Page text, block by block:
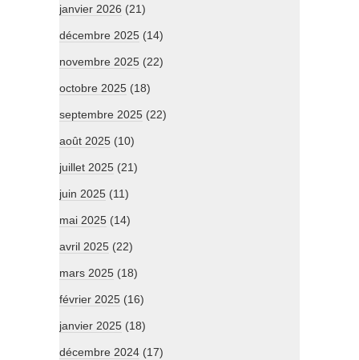
janvier 2026 (21)
décembre 2025 (14)
novembre 2025 (22)
octobre 2025 (18)
septembre 2025 (22)
août 2025 (10)
juillet 2025 (21)
juin 2025 (11)
mai 2025 (14)
avril 2025 (22)
mars 2025 (18)
février 2025 (16)
janvier 2025 (18)
décembre 2024 (17)